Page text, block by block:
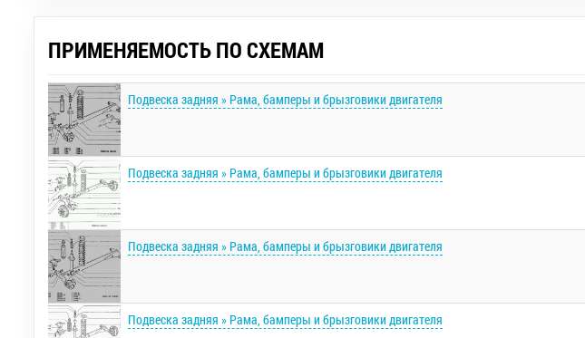
ПРИМЕНЯЕМОСТЬ ПО СХЕМАМ
Подвеска задняя » Рама, бамперы и брызговики двигателя
Подвеска задняя » Рама, бамперы и брызговики двигателя
Подвеска задняя » Рама, бамперы и брызговики двигателя
Подвеска задняя » Рама, бамперы и брызговики двигателя